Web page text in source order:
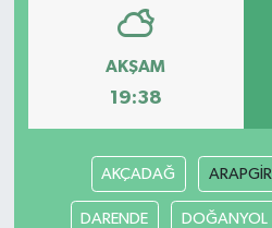
AKŞAM
19:38
AKÇADAĞ ARAPGİR
DARENDE DOĞANYOL